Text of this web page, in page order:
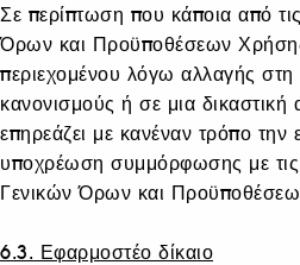
Σε περίπτωση που κάποια από
Όρων και Προϋποθέσεων
περιεχομένου λόγω αλλαγής
κανονισμούς ή σε μια
επηρεάζει με κανέναν τρόπο την
υποχρέωση συμμόρφωσης με τις
Γενικών Όρων και
6.3. Εφαρμοστέο δίκαιο